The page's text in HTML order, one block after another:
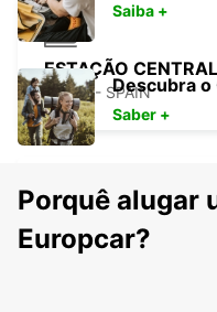
ESTAÇÃO
CADIZ - SPAIN
JEREZ DE LA
JEREZ DE LA
Saiba +
Descubra o
Saber +
Porquê alugar
Europcar?